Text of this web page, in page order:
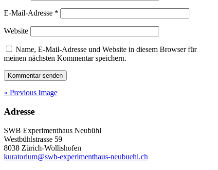
E-Mail-Adresse *
Website
Name, E-Mail-Adresse und Website in diesem Browser für
meinen nächsten Kommentar speichern.
« Previous Image
Adresse
SWB Experimenthaus Neubühl
Westbühlstrasse 59
8038 Zürich-Wollishofen
kuratorium@swb-experimenthaus-neubuehl.ch